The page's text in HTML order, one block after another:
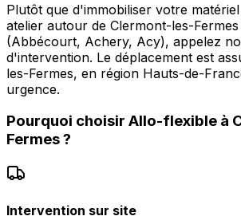
Plutôt que d'immobiliser votre
atelier autour de Clermont-les-
(Abbécourt, Achery, Acy), appelez
d'intervention. Le déplacement est
les-Fermes, en région Hauts-de-
urgence.
Pourquoi choisir Allo-flexible à
Fermes?
Intervention sur site